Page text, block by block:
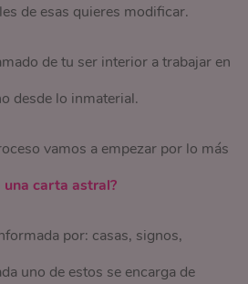
de esas quieres modificar.
de tu ser interior a trabajar en
desde lo inmaterial.
vamos a empezar por lo más
una carta astral?
por: casas, signos,
uno de estos se encarga de
vecinos y entorno cercano,
el hogar y la familia, de la que
y movimiento.
Dios.
nuestro poder personal y nuestra
donde se encuentra representa el
vida donde somos fuertes y